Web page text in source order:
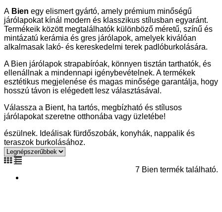
A Bien egy elismert gyártó, amely prémium minőségű
járólapokat kínál modern és klasszikus stílusban egyaránt.
Termékeik között megtalálhatók különböző méretű, színű és
mintázatú kerámia és gres járólapok, amelyek kiválóan
alkalmasak lakó- és kereskedelmi terek padlóburkolására.
A Bien járólapok strapabíróak, könnyen tisztán tarthatók, és
ellenállnak a mindennapi igénybevételnek. A termékek
esztétikus megjelenése és magas minősége garantálja, hogy
hosszú távon is elégedett lesz választásával.
Válassza a Bient, ha tartós, megbízható és stílusos
járólapokat szeretne otthonába vagy üzletébe!
észülnek. Ideálisak fürdőszobák, konyhák, nappalik és
teraszok burkolásához.
7 Bien termék található.